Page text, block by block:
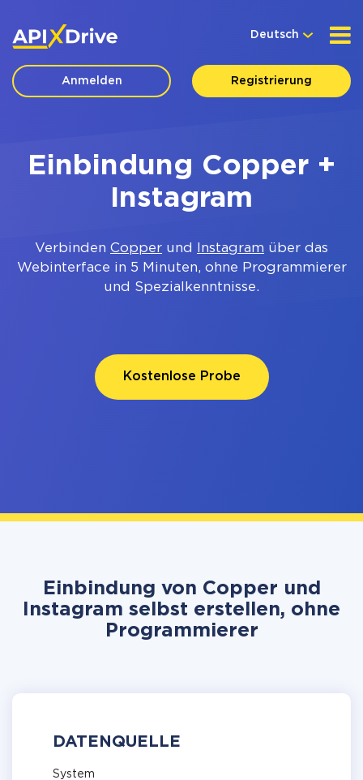
Deutsch
Anmelden Registrierung
Einbindung Copper +
Instagram
Verbinden Copper und Instagram über das
Webinterface in 5 Minuten, ohne Programmierer
und Spezialkenntnisse.
Kostenlose Probe
Einbindung von Copper und
Instagram selbst erstellen, ohne
Programmierer
DATENQUELLE
System